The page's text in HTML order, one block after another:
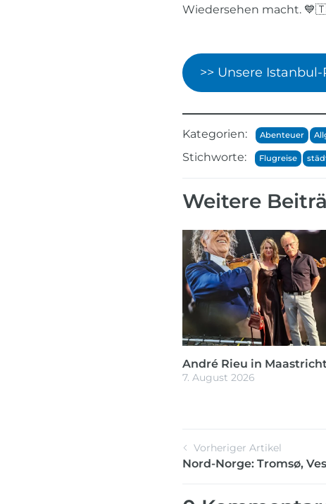
Wiedersehen macht.
>> Unsere
Kategorien: Abenteuer
Stichworte: Flugreise
Weitere
André Rieu in
7. August 2026
Vorheriger Artikel
Nord-Norge: Tromsø,